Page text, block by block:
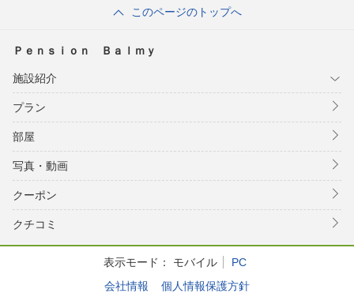
このページのトップへ
Ｐｅｎｓｉｏｎ Ｂａｌｍｙ
施設紹介
プラン
部屋
写真・動画
クーポン
クチコミ
表示モード： モバイル
PC
会社情報
個人情報保護方針